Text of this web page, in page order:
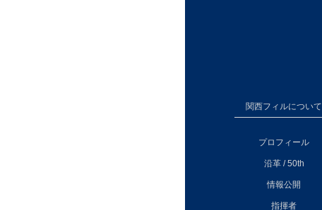
関西フィルについて
プロフィール
沿革 / 50th
情報公開
指揮者